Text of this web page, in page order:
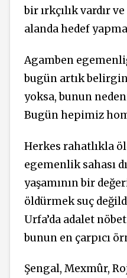
bir ırkçılık vardır
alanda hedef
Agamben
bugün artık
yoksa, bunun
Bugün hepimiz
Herkes rahatlıkla
egemenlik sahası
yaşamının bir
öldürmek suç
Urfa’da adalet
bunun en çarpıcı
Şengal, Mexmûr,